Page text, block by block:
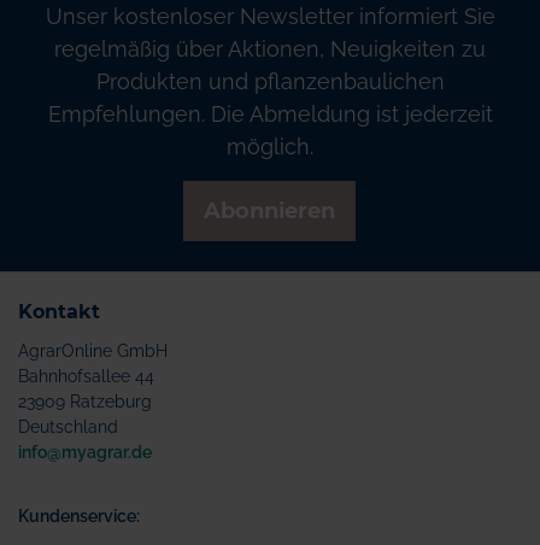
Unser kostenloser Newsletter informiert Sie
regelmäßig über Aktionen, Neuigkeiten zu
Produkten und pflanzenbaulichen
Empfehlungen. Die Abmeldung ist jederzeit
möglich.
Kontakt
AgrarOnline GmbH
Bahnhofsallee 44
23909 Ratzeburg
Deutschland
info@myagrar.de
Kundenservice: